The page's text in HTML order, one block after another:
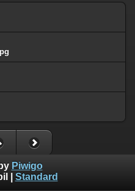
Piwigo
Standard